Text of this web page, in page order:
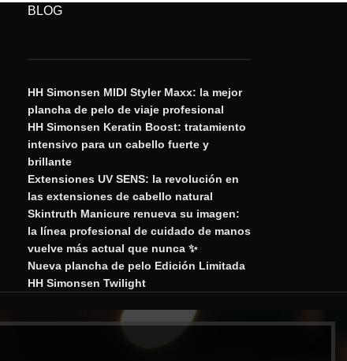
BLOG
HH Simonsen MIDI Styler Maxx: la mejor
plancha de pelo de viaje profesional
HH Simonsen Keratin Boost: tratamiento
intensivo para un cabello fuerte y
brillante
Extensiones UV SENS: la revolución en
las extensiones de cabello natural
Skintruth Manicure renueva su imagen:
la línea profesional de cuidado de manos
vuelve más actual que nunca ✨
Nueva plancha de pelo Edición Limitada
HH Simonsen Twilight